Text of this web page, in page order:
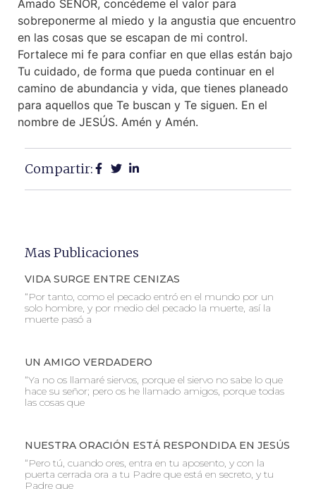
Amado SEÑOR, concédeme el valor para
sobreponerme al miedo y la angustia que encuentro
en las cosas que se escapan de mi control.
Fortalece mi fe para confiar en que ellas están bajo
Tu cuidado, de forma que pueda continuar en el
camino de abundancia y vida, que tienes planeado
para aquellos que Te buscan y Te siguen. En el
nombre de JESÚS. Amén y Amén.
Compartir:
Mas Publicaciones
VIDA SURGE ENTRE CENIZAS
“Por tanto, como el pecado entró en el mundo por un
solo hombre, y por medio del pecado la muerte, así la
muerte pasó a
UN AMIGO VERDADERO
“Ya no os llamaré siervos, porque el siervo no sabe lo que
hace su señor; pero os he llamado amigos, porque todas
las cosas que
NUESTRA ORACIÓN ESTÁ RESPONDIDA EN JESÚS
“Pero tú, cuando ores, entra en tu aposento, y con la
puerta cerrada ora a tu Padre que está en secreto, y tu
Padre que